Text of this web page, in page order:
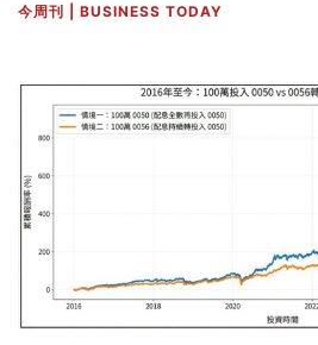
今周刊 | BUSINESS TODAY